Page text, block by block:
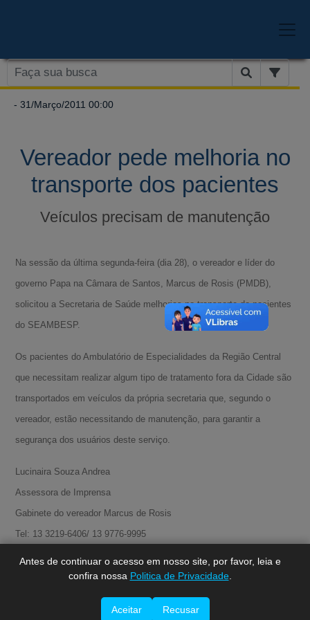
Antes de continuar o acesso em nosso site, por favor, leia e
confira nossa Politica de Privacidade.
Aceitar Recusar
- 31/Março/2011 00:00
Vereador pede melhoria no
transporte dos pacientes
Veículos precisam de manutenção
Na sessão da última segunda-feira (dia 28), o vereador e líder do
governo Papa na Câmara de Santos, Marcus de Rosis (PMDB),
solicitou a Secretaria de Saúde melhorias no transporte do pacientes
do SEAMBESP.
Os pacientes do Ambulatório de Especialidades da Região Central
que necessitam realizar algum tipo de tratamento fora da Cidade são
transportados em veículos da própria secretaria que, segundo o
vereador, estão necessitando de manutenção, para garantir a
segurança dos usuários deste serviço.
Lucinaira Souza Andrea
Assessora de Imprensa
Gabinete do vereador Marcus de Rosis
Tel: 13 3219-6406/ 13 9776-9995